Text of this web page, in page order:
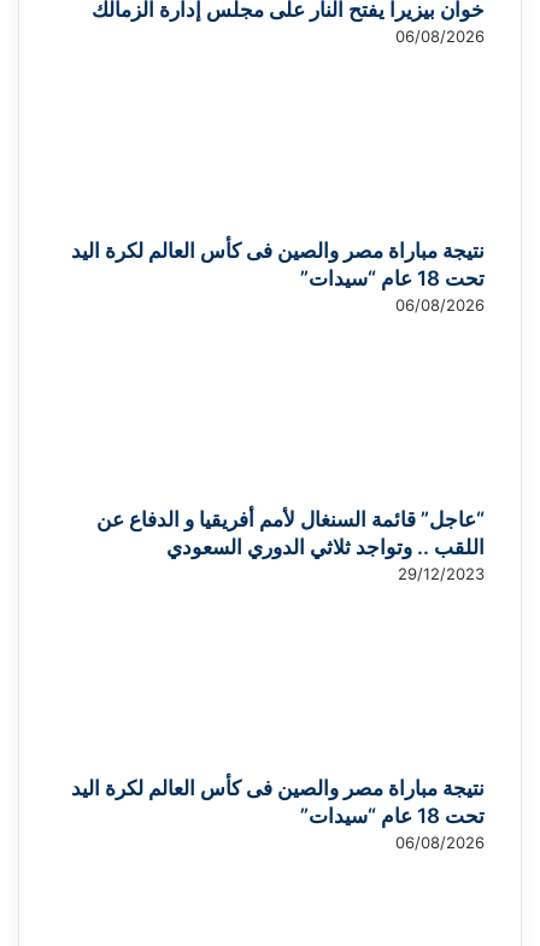
خوان بيزيرا يفتح النار على مجلس إدارة الزمالك
06/08/2026
نتيجة مباراة مصر والصين فى كأس العالم لكرة اليد
تحت 18 عام “سيدات”
06/08/2026
“عاجل” قائمة السنغال لأمم أفريقيا و الدفاع عن
اللقب .. وتواجد ثلاثي الدوري السعودي
29/12/2023
نتيجة مباراة مصر والصين فى كأس العالم لكرة اليد
تحت 18 عام “سيدات”
06/08/2026